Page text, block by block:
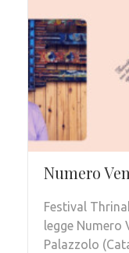
Numero
Festival
legge Numero
Palazzolo